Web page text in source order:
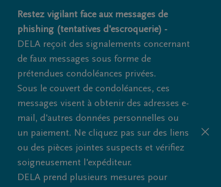
Restez vigilant face aux messages de
phishing (tentatives d'escroquerie) -
DELA reçoit des signalements concernant
de faux messages sous forme de
prétendues condoléances privées.
Sous le couvert de condoléances, ces
messages visent à obtenir des adresses e-
mail, d'autres données personnelles ou
un paiement. Ne cliquez pas sur des liens
ou des pièces jointes suspects et vérifiez
soigneusement l'expéditeur.
DELA prend plusieurs mesures pour